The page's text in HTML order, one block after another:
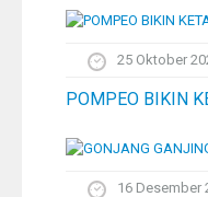
25 Oktober
POMPEO BIKIN
16 Desember